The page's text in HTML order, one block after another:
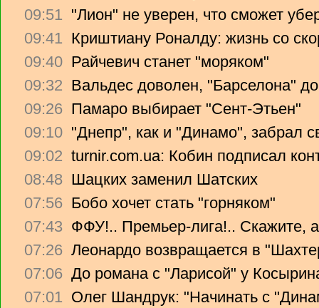
09:51 "Лион" не уверен, что сможет
09:41 Криштиану Роналду: жизнь со
09:40 Райчевич станет "моряком"
09:32 Вальдес доволен, "Барселона"
09:26 Памаро выбирает "Сент-Этьен"
09:10 "Днепр", как и "Динамо", забрал
09:02 turnir.com.ua: Кобин подписал
08:48 Шацких заменил Шатских
07:56 Бобо хочет стать "горняком"
07:43 ФФУ!.. Премьер-лига!.. Скажите,
07:26 Леонардо возвращается в
07:06 До романа с "Ларисой" у
07:01 Олег Шандрук: "Начинать с